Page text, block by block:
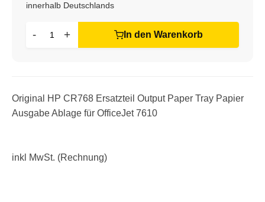
innerhalb Deutschlands
- + In den Warenkorb
Original HP CR768 Ersatzteil Output Paper Tray Papier
Ausgabe Ablage für OfficeJet 7610
inkl MwSt. (Rechnung)